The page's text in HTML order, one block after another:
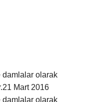
damlalar olarak
Mart 2016
damlalar olarak